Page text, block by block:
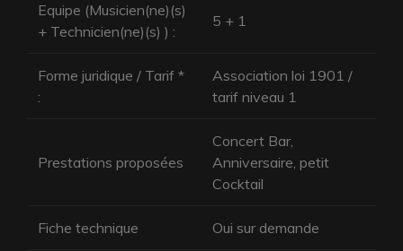
Equipe (Musicien(ne)(s)
+ Technicien(ne)(s) ) :
5 + 1
Forme juridique / Tarif *
:
Association loi 1901 /
tarif niveau 1
Prestations proposées
Concert Bar,
Anniversaire, petit
Cocktail
Fiche technique Oui sur demande